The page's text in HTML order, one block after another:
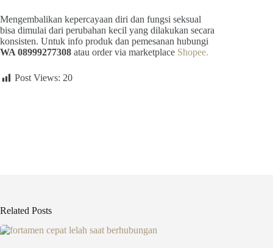
Mengembalikan kepercayaan diri dan fungsi seksual
bisa dimulai dari perubahan kecil yang dilakukan secara
konsisten. Untuk info produk dan pemesanan hubungi
WA 08999277308 atau order via marketplace Shopee.
Post Views: 20
Related Posts